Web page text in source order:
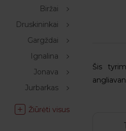
Biržai
Druskininkai
Gargždai
Ignalina
Jonava
Jurbarkas
Žiūrėti visus
Šis